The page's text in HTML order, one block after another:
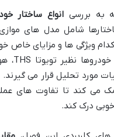
به بررسی انواع ساختار
شامل مدل های
ویژگی ها و مزایای خاص
مورد تحلیل قرار می
می کند تا تفاوت های
درک کند.